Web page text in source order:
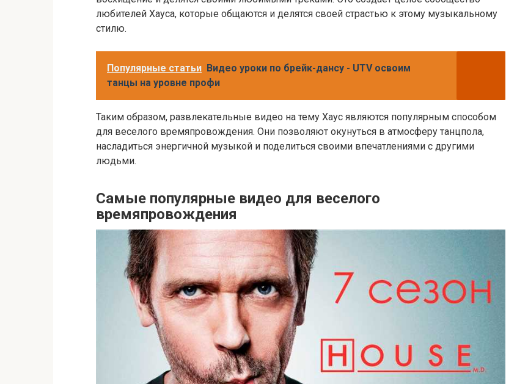
любителей Хауса, которые общаются и делятся своей страстью к этому музыкальному
стилю.
Популярные статьи Видео уроки по брейк-дансу - UTV освоим
танцы на уровне профи
Таким образом, развлекательные видео на тему Хаус являются популярным способом
для веселого времяпровождения. Они позволяют окунуться в атмосферу танцпола,
насладиться энергичной музыкой и поделиться своими впечатлениями с другими
людьми.
Самые популярные видео для веселого
времяпровождения